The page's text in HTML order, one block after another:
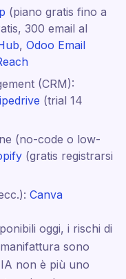
(piano gratis fino a
300 email al
, Odoo Email
(CRM):
(trial 14
(no-code o low-
(gratis registrarsi
Canva
oggi, i rischi di
sono
non è più uno